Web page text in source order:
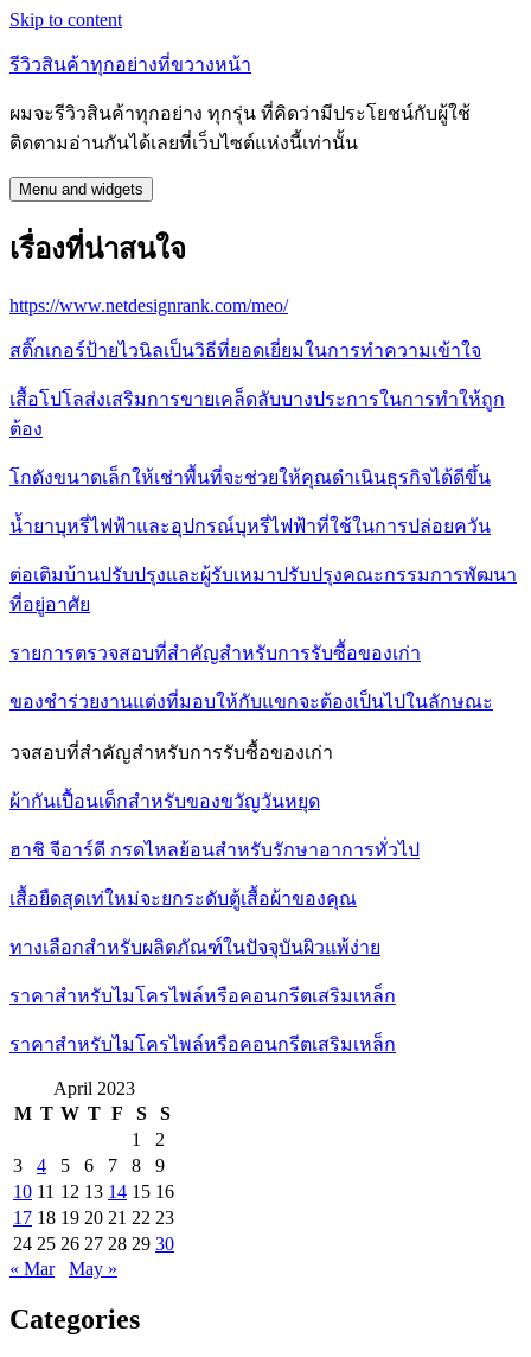
Skip to content
รีวิวสินค้าทุกอย่างที่ขวางหน้า
ผมจะรีวิวสินค้าทุกอย่าง ทุกรุ่น ที่คิดว่ามีประโยชน์กับผู้ใช้
ติดตามอ่านกันได้เลยที่เว็บไซต์แห่งนี้เท่านั้น
Menu and widgets
เรื่องที่น่าสนใจ
https://www.netdesignrank.com/meo/
สติ๊กเกอร์ป้ายไวนิลเป็นวิธีที่ยอดเยี่ยมในการทำความเข้าใจ
เสื้อโปโลส่งเสริมการขายเคล็ดลับบางประการในการทำให้ถูก
ต้อง
โกดังขนาดเล็กให้เช่าพื้นที่จะช่วยให้คุณดำเนินธุรกิจได้ดีขึ้น
น้ำยาบุหรี่ไฟฟ้าและอุปกรณ์บุหรี่ไฟฟ้าที่ใช้ในการปล่อยควัน
ต่อเติมบ้านปรับปรุงและผู้รับเหมาปรับปรุงคณะกรรมการพัฒนา
ที่อยู่อาศัย
รายการตรวจสอบที่สำคัญสำหรับการรับซื้อของเก่า
ของชำร่วยงานแต่งที่มอบให้กับแขกจะต้องเป็นไปในลักษณะ
วจสอบที่สำคัญสำหรับการรับซื้อของเก่า
ผ้ากันเปื้อนเด็กสำหรับของขวัญวันหยุด
ฮาชิ จีอาร์ดี กรดไหลย้อนสำหรับรักษาอาการทั่วไป
เสื้อยืดสุดเท่ใหม่จะยกระดับตู้เสื้อผ้าของคุณ
ทางเลือกสำหรับผลิตภัณฑ์ในปัจจุบันผิวแพ้ง่าย
ราคาสำหรับไมโครไพล์หรือคอนกรีตเสริมเหล็ก
ราคาสำหรับไมโครไพล์หรือคอนกรีตเสริมเหล็ก
April 2023
M T W T F S
S
1
2
3
4 5 6 7 8
9
10 11 12 13 14 15 16
17 18 19 20 21 22 23
24 25 26 27 28 29 30
« Mar
May »
Categories